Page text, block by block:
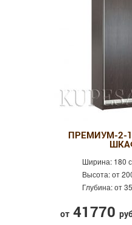
ПРЕМИУМ-2-
Ширина: 180
Высота:от
Глубина:от
от 41770